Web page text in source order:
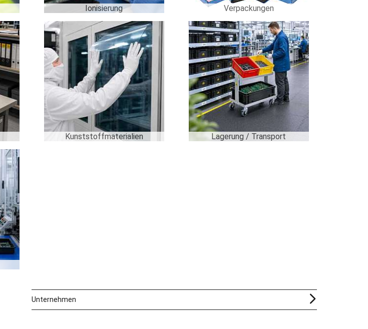
Ionisierung Verpackungen
Kunststoffmaterialien Lagerung / Transport
Unternehmen